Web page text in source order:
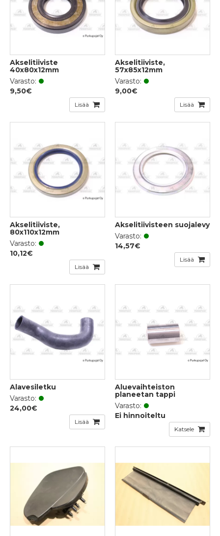
Akselitiiviste
40x80x12mm
Varasto:
9,50€
Lisää
Akselitiiviste,
57x85x12mm
Varasto:
9,00€
Lisää
Akselitiiviste,
80x110x12mm
Varasto:
10,12€
Lisää
Akselitiivisteen suojalevy
Varasto:
14,57€
Lisää
Alavesiletku
Varasto:
24,00€
Lisää
Aluevaihteiston
planeetan tappi
Varasto:
Ei hinnoiteltu
Katsele